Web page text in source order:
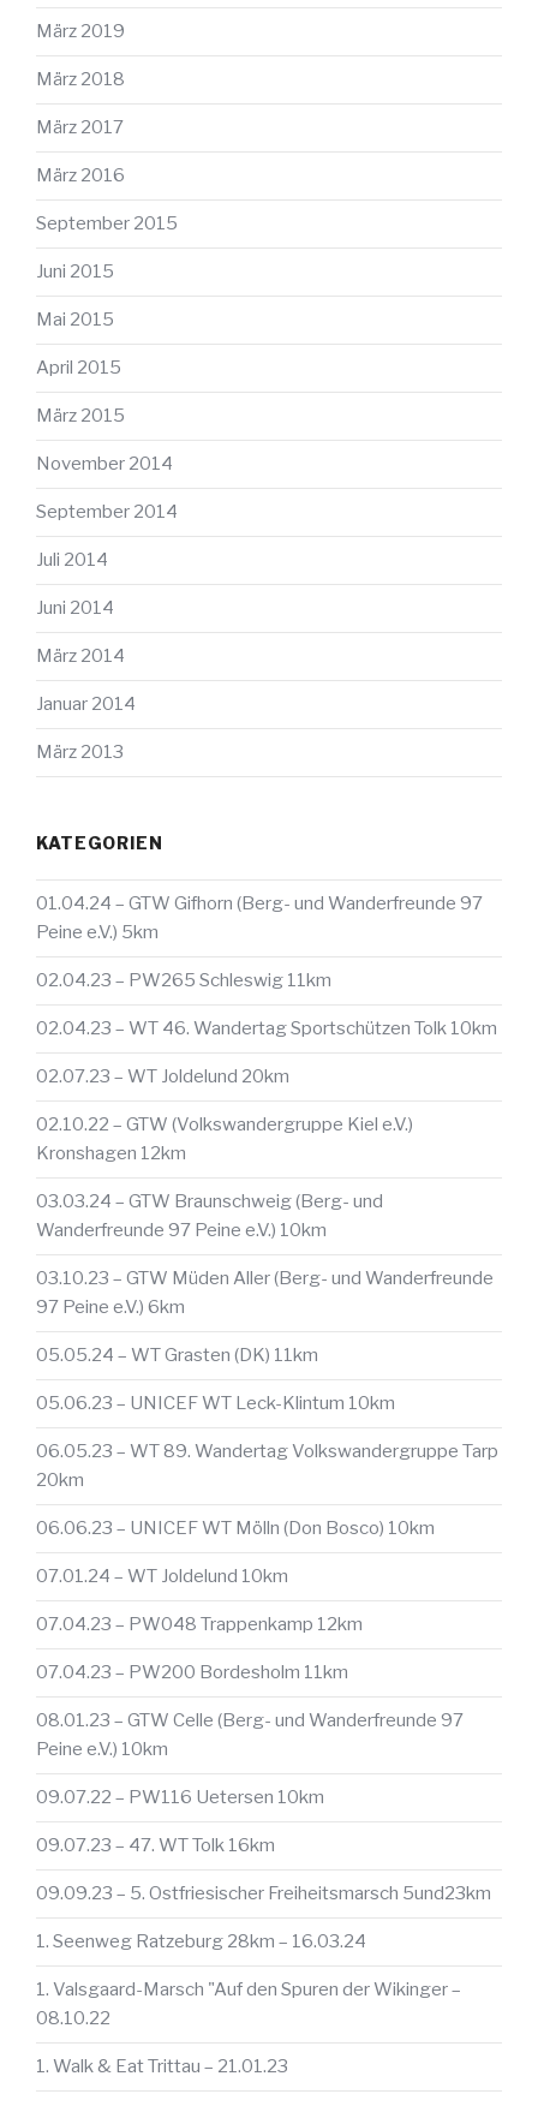
März 2019
März 2018
März 2017
März 2016
September 2015
Juni 2015
Mai 2015
April 2015
März 2015
November 2014
September 2014
Juli 2014
Juni 2014
März 2014
Januar 2014
März 2013
KATEGORIEN
01.04.24 – GTW Gifhorn (Berg- und Wanderfreunde 97
Peine e.V.) 5km
02.04.23 – PW265 Schleswig 11km
02.04.23 – WT 46. Wandertag Sportschützen Tolk 10km
02.07.23 – WT Joldelund 20km
02.10.22 – GTW (Volkswandergruppe Kiel e.V.)
Kronshagen 12km
03.03.24 – GTW Braunschweig (Berg- und
Wanderfreunde 97 Peine e.V.) 10km
03.10.23 – GTW Müden Aller (Berg- und Wanderfreunde
97 Peine e.V.) 6km
05.05.24 – WT Grasten (DK) 11km
05.06.23 – UNICEF WT Leck-Klintum 10km
06.05.23 – WT 89. Wandertag Volkswandergruppe Tarp
20km
06.06.23 – UNICEF WT Mölln (Don Bosco) 10km
07.01.24 – WT Joldelund 10km
07.04.23 – PW048 Trappenkamp 12km
07.04.23 – PW200 Bordesholm 11km
08.01.23 – GTW Celle (Berg- und Wanderfreunde 97
Peine e.V.) 10km
09.07.22 – PW116 Uetersen 10km
09.07.23 – 47. WT Tolk 16km
09.09.23 – 5. Ostfriesischer Freiheitsmarsch 5und23km
1. Seenweg Ratzeburg 28km – 16.03.24
1. Valsgaard-Marsch "Auf den Spuren der Wikinger –
08.10.22
1. Walk & Eat Trittau – 21.01.23